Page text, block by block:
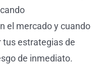
el mercado y cuando
tus estrategias de
de inmediato.